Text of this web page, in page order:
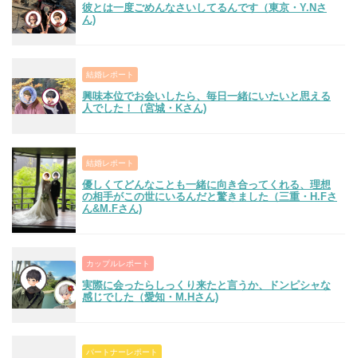
彼とは一度ごめんなさいしてるんです（東京・Y.Nさ
ん)
結婚レポート
興味本位でお会いしたら、毎日一緒にいたいと思える
人でした！（宮城・Kさん)
結婚レポート
優しくてどんなことも一緒に向き合ってくれる、理想
の相手がこの世にいるんだと驚きました（三重・H.Fさ
ん&M.Fさん)
カップルレポート
実際に会ったらしっくり来たと言うか、ドンピシャな
感じでした（愛知・M.Hさん)
パートナーレポート